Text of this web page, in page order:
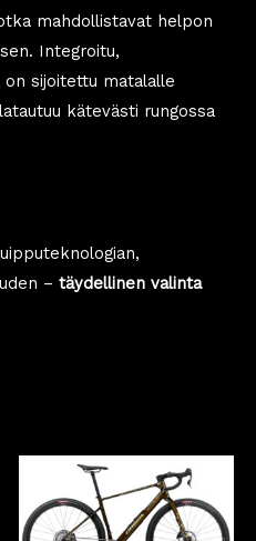
mahdollistavat helpon
Integroitu,
on sijoitettu matalalle
kätevästi rungossa
– täydellinen valinta